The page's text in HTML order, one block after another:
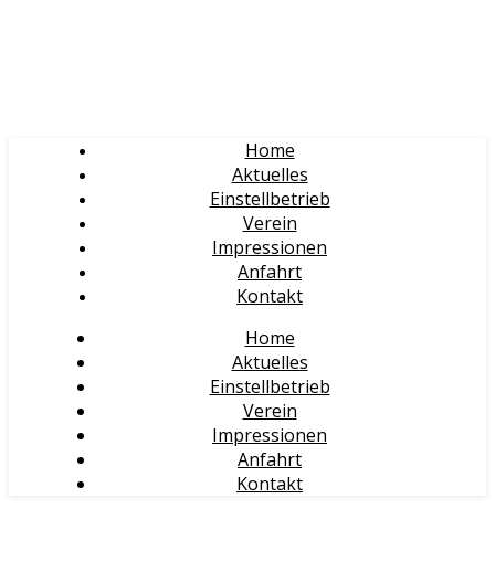
Home
Aktuelles
Einstellbetrieb
Verein
Impressionen
Anfahrt
Kontakt
Home
Aktuelles
Einstellbetrieb
Verein
Impressionen
Anfahrt
Kontakt